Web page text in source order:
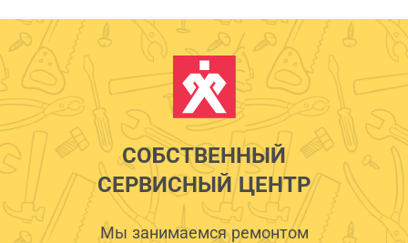
СОБСТВЕННЫЙ
СЕРВИСНЫЙ ЦЕНТР
Мы занимаемся ремонтом